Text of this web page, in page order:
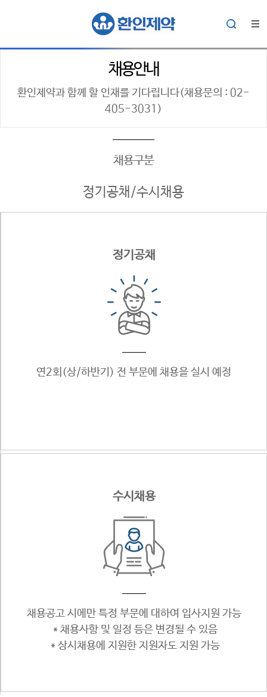
채용안내
환인제약과 함께 할 인재를 기다립니다(채용문의 : 02-
405-3031)
채용구분
정기공채/수시채용
정기공채
연2회(상/하반기) 전 부문에 채용을 실시 예정
수시채용
채용공고 시에만 특정 부문에 대하여 입사지원 가능
＊채용사항 및 일정 등은 변경될 수 있음
＊상시채용에 지원한 지원자도 지원 가능